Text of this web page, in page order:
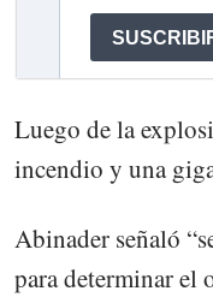
Luego de la
incendio y una
Abinader señaló
para determinar el